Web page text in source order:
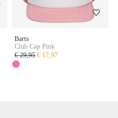
Barts
Club Cap Pink
€ 29,95 € 17,97